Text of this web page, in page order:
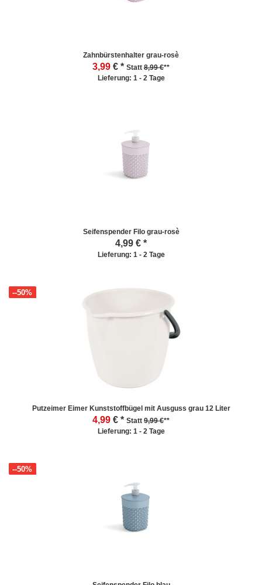
Zahnbürstenhalter grau-rosè
3,99 € * Statt 8,99 €**
Lieferung: 1 - 2 Tage
Seifenspender Filo grau-rosè
4,99 € *
Lieferung: 1 - 2 Tage
Putzeimer Eimer Kunststoffbügel mit Ausguss grau 12 Liter
4,99
--50%
€ * Statt 9,99 €**
Lieferung: 1 - 2 Tage
--50%